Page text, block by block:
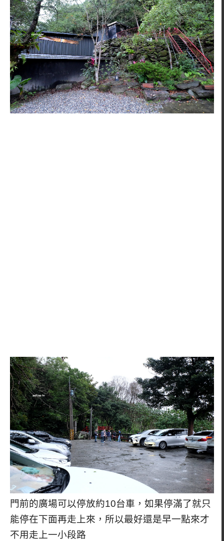
門前的廣場可以停放約10台車，如果停滿了就只
能停在下面再走上來，所以最好還是早一點來才
不用走上一小段路